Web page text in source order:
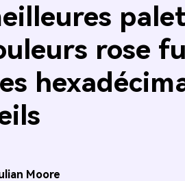
rose
Moore